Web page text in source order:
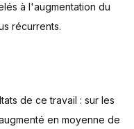
à l'augmentation du
récurrents.
de ce travail : sur les
en moyenne de